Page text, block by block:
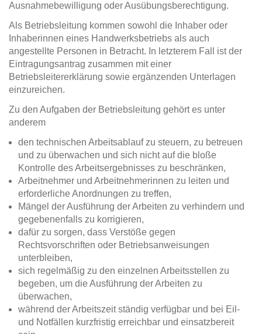
Ausnahmebewilligung oder Ausübungsberechtigung.
Als Betriebsleitung kommen sowohl die Inhaber oder
Inhaberinnen eines Handwerksbetriebs als auch
angestellte Personen in Betracht. In letzterem Fall ist der
Eintragungsantrag zusammen mit einer
Betriebsleitererklärung sowie ergänzenden Unterlagen
einzureichen.
Zu den Aufgaben der Betriebsleitung gehört es unter
anderem
den technischen Arbeitsablauf zu steuern, zu betreuen
und zu überwachen und sich nicht auf die bloße
Kontrolle des Arbeitsergebnisses zu beschränken,
Arbeitnehmer und Arbeitnehmerinnen zu leiten und
erforderliche Anordnungen zu treffen,
Mängel der Ausführung der Arbeiten zu verhindern und
gegebenenfalls zu korrigieren,
dafür zu sorgen, dass Verstöße gegen
Rechtsvorschriften oder Betriebsanweisungen
unterbleiben,
sich regelmäßig zu den einzelnen Arbeitsstellen zu
begeben, um die Ausführung der Arbeiten zu
überwachen,
während der Arbeitszeit ständig verfügbar und bei Eil-
und Notfällen kurzfristig erreichbar und einsatzbereit